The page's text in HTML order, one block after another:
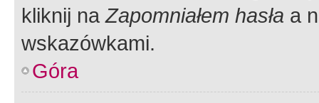
kliknij naZapomniałem hasła a
wskazówkami.
Góra